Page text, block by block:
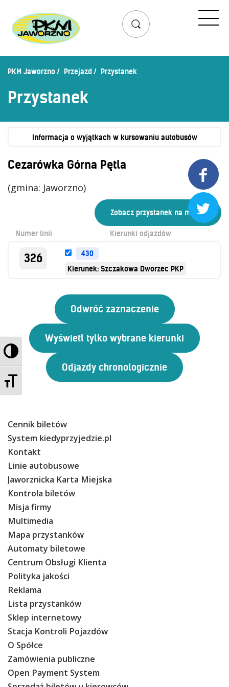
Przełącz wysoki kontrast
Zmień rozmiar czcionek


Przejazd
Lista przystanków
Zaplanuj podróż – wyszukiwarka połączeń
Schemat linii nocnych
Uprawnienia do ulg
Regulamin przewozów
Honorowanie biletów ZK„KM”
Kontrola biletów
Automaty biletowe
Sprzedaż biletów u kierowców
Sklep internetowy
Aktualności
Stacja Kontroli Pojazdów
Kontakt
Uwagi i wnioski
Ochrona danych osobowych
PKM Jaworzno Przejazd Przystanek
Przystanek
Informacja o wyjątkach w kursowaniu autobusów
Cezarówka Górna Pętla
(gmina: Jaworzno)
Numer linii Kierunki odjazdów
326
430
Kierunek: Szczakowa Dworzec PKP
Cennik biletów
System kiedyprzyjedzie.pl
Kontakt
Linie autobusowe
Jaworznicka Karta Miejska
Kontrola biletów
Misja firmy
Multimedia
Mapa przystanków
Automaty biletowe
Centrum Obsługi Klienta
Polityka jakości
Reklama
Lista przystanków
Sklep internetowy
Stacja Kontroli Pojazdów
O Spółce
Zamówienia publiczne
Open Payment System